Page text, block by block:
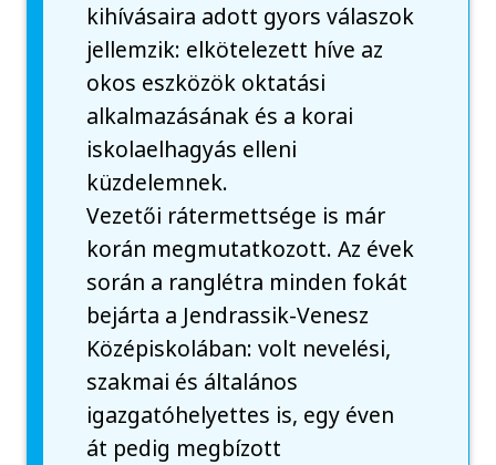
kihívásaira adott gyors válaszok
jellemzik: elkötelezett híve az
okos eszközök oktatási
alkalmazásának és a korai
iskolaelhagyás elleni
küzdelemnek.
Vezetői rátermettsége is már
korán megmutatkozott. Az évek
során a ranglétra minden fokát
bejárta a Jendrassik-Venesz
Középiskolában: volt nevelési,
szakmai és általános
igazgatóhelyettes is, egy éven
át pedig megbízott